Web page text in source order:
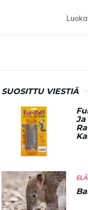
SUOSITTU VIESTIÄ
Ja